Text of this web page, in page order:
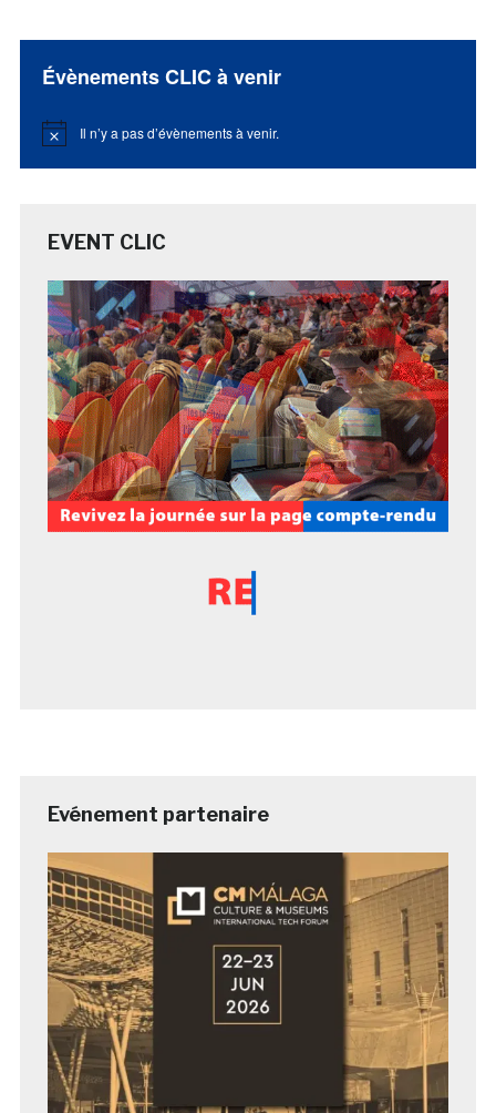
Évènements CLIC à venir
Notice Il n’y a pas d’évènements à venir.
EVENT CLIC
Evénement partenaire